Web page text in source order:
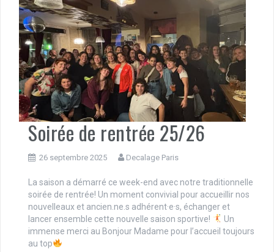
Soirée de rentrée 25/26
26 septembre 2025 Decalage Paris
La saison a démarré ce week-end avec notre traditionnelle
soirée de rentrée! Un moment convivial pour accueillir nos
nouvelleaux et ancien.ne.s adhérent·e·s, échanger et
lancer ensemble cette nouvelle saison sportive!
Un
immense merci au Bonjour Madame pour l’accueil toujours
au top